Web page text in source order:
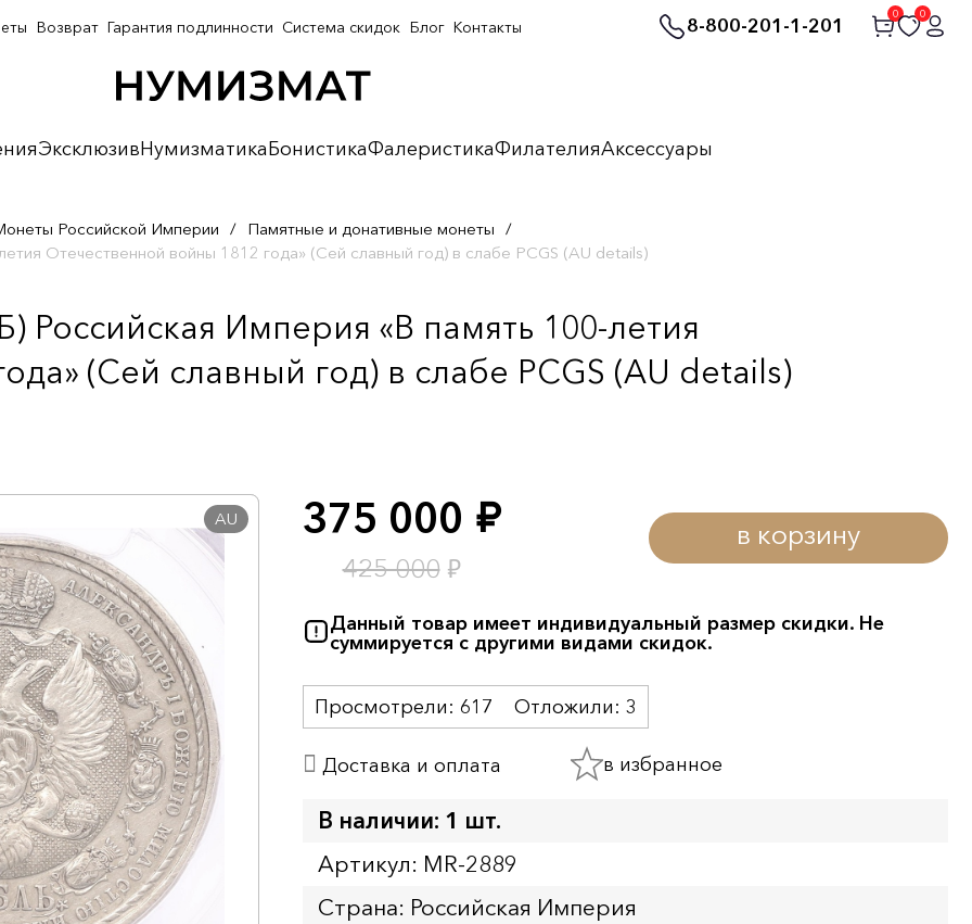
8-800-201-1-201
0 0
ЭксклюзивНумизматикаБонистикаФалеристикаФилателияАксессуары
Возврат Гарантия подлинности Система скидок Блог Контакты
Российской Империи / Памятные и донативные монеты /
Отечественной войны 1812 года» (Сей славный год) в слабе PCGS (AU details)
Российская Империя «В память 100-летия
(Сей славный год) в слабе PCGS (AU details)
AU 375 000 руб.
425 000 ₽
в корзину
Данный товар имеет индивидуальный размер скидки. Не
суммируется с другими видами скидок.
Просмотрели: 617 Отложили: 3
Доставка и оплата в избранное
В наличии: 1 шт.
Артикул: MR-2889
Страна: Российская Империя